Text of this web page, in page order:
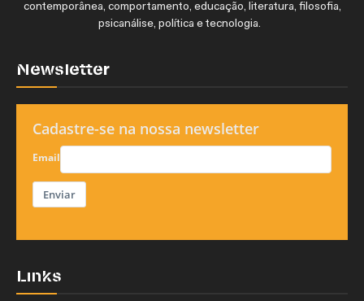
contemporânea, comportamento, educação, literatura, filosofia,
psicanálise, política e tecnologia.
Newsletter
Cadastre-se na nossa newsletter
Email
Enviar
Links